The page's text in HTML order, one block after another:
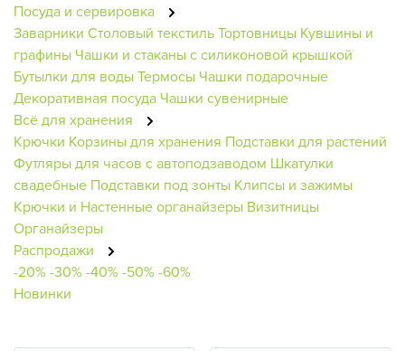
Посуда и сервировка
Заварники Столовый текстильТортовницы Кувшины и
графины Чашки и стаканы с силиконовой крышкой
Бутылки для водыТермосы Чашки подарочные
Декоративная посуда Чашки сувенирные
Всё для хранения
Крючки Корзины для хранения Подставки для растений
Футляры для часов с автоподзаводом Шкатулки
свадебные Подставки под зонты Клипсы и зажимы
Крючки и Настенные органайзеры Визитницы
Органайзеры
Распродажи
-20%-30%-40%-50%-60%
Новинки